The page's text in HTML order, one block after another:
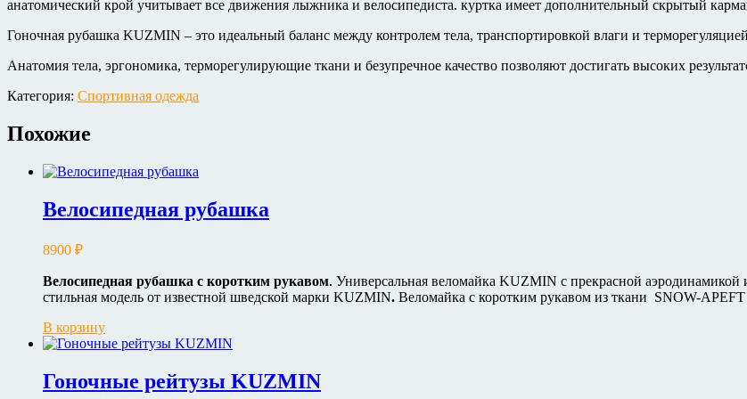
анатомический крой учитывает все движения лыжника и велосипедиста. куртка имеет дополнительный скрытый
Гоночная рубашка KUZMIN – это идеальный баланс между контролем тела, транспортировкой влаги и
Анатомия тела, эргономика, терморегулирующие ткани и безупречное качество позволяют достигать высоких
Категория: Спортивная одежда
Похожие
Велосипедная рубашка
8900 ₽
Велосипедная рубашка с коротким рукавом. Универсальная веломайка KUZMIN с прекрасной
стильная модель от известной шведской марки KUZMIN. Веломайка с коротким рукавом из ткани SNOW-
В корзину
Гоночные рейтузы KUZMIN